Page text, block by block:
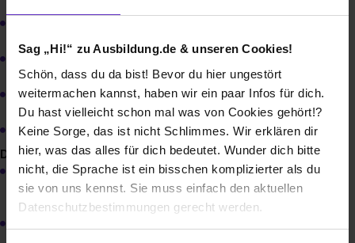
Sag „Hi!“ zu Ausbildung.de & unseren Cookies!
Schön, dass du da bist! Bevor du hier ungestört
weitermachen kannst, haben wir ein paar Infos für dich.
Du hast vielleicht schon mal was von Cookies gehört!?
Keine Sorge, das ist nicht Schlimmes. Wir erklären dir
hier, was das alles für dich bedeutet. Wunder dich bitte
nicht, die Sprache ist ein bisschen komplizierter als du
sie von uns kennst. Sie muss einfach den aktuellen
Datenschutzbestimmungen gerecht werden.
Baugeräteführer (m/w/d)
Immobilienkaufmann (m/w/d)
Fachinformatiker Systemintegration (m/w/d)
Duales Studium:
Studiengang Baubetriebswirtschaft, Ausbildungsberuf
Straßenbauer (m/w/d)